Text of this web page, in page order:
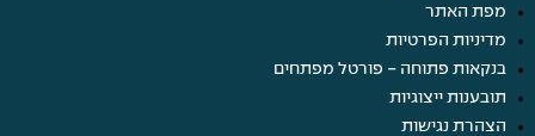
מפת האתר
מדיניות הפרטיות
בנקאות פתוחה - פורטל מפתחים
תובענות ייצוגיות
הצהרת נגישות